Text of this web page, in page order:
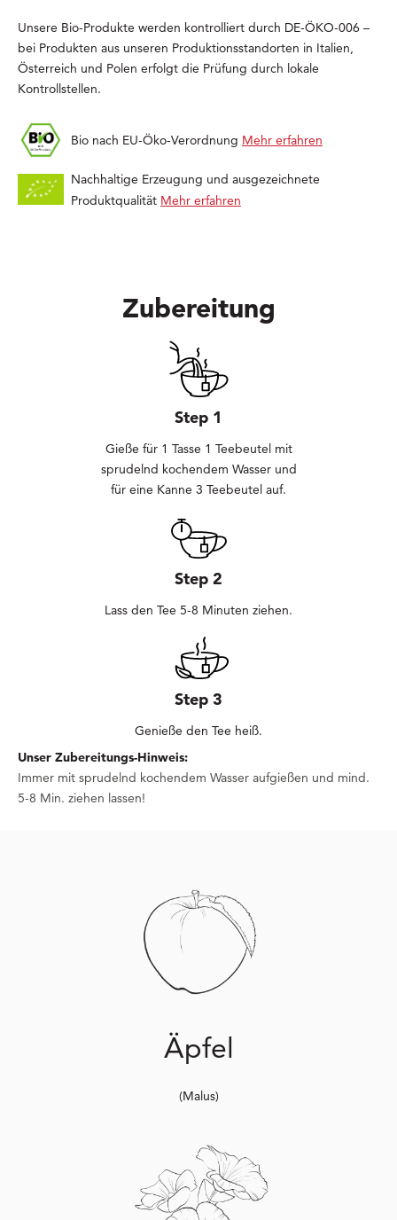
Unsere Bio-Produkte werden kontrolliert durch DE-ÖKO-006 –
bei Produkten aus unseren Produktionsstandorten in Italien,
Österreich und Polen erfolgt die Prüfung durch lokale
Kontrollstellen.
Bio nach EU-Öko-Verordnung Mehr erfahren
Nachhaltige Erzeugung und ausgezeichnete
Produktqualität Mehr erfahren
Zubereitung
Step 1
Gieße für 1 Tasse 1 Teebeutel mit
sprudelnd kochendem Wasser und
für eine Kanne 3 Teebeutel auf.
Step 2
Lass den Tee 5-8 Minuten ziehen.
Step 3
Genieße den Tee heiß.
Unser Zubereitungs-Hinweis:
Immer mit sprudelnd kochendem Wasser aufgießen und mind.
5-8 Min. ziehen lassen!
Äpfel
(Malus)